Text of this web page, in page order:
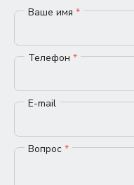
Ваше имя *
Телефон *
E-mail
Вопрос *